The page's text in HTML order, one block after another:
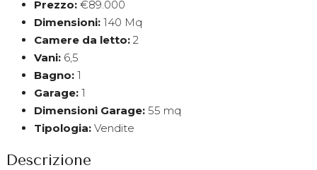
Prezzo: €89.000
Dimensioni: 140 Mq
Camere da letto: 2
Vani: 6,5
Bagno: 1
Garage: 1
Dimensioni Garage: 55 mq
Tipologia: Vendite
Descrizione